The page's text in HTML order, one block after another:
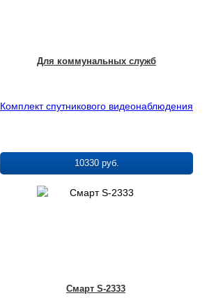
Для коммунальных служб
Комплект спутникового видеонаблюдения
10330 руб.
Смарт S-2333